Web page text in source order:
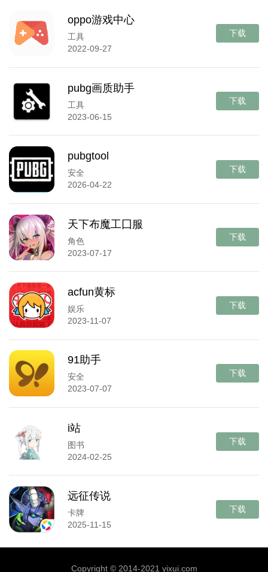
oppo游戏中心
工具
2022-09-27
下载
pubg画质助手
工具
2023-06-15
下载
pubgtool
安全
2026-04-22
下载
天下布魔工囗服
角色
2023-07-17
下载
acfun黄标
娱乐
2023-11-07
下载
91助手
安全
2023-07-07
下载
i站
图书
2024-02-25
下载
远征传说
卡牌
2025-11-15
下载
Copyright © 2014-2021 yixui.com